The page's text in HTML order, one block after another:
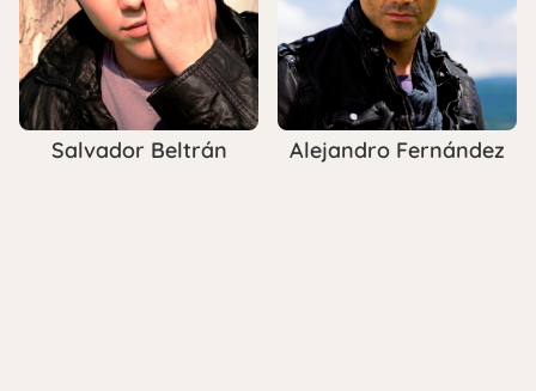
Salvador Beltrán Alejandro Fernández